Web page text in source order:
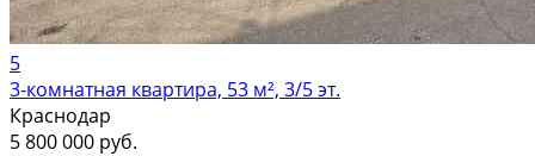
5
3-комнатная квартира, 53 м², 3/5 эт.
Краснодар
5 800 000 руб.